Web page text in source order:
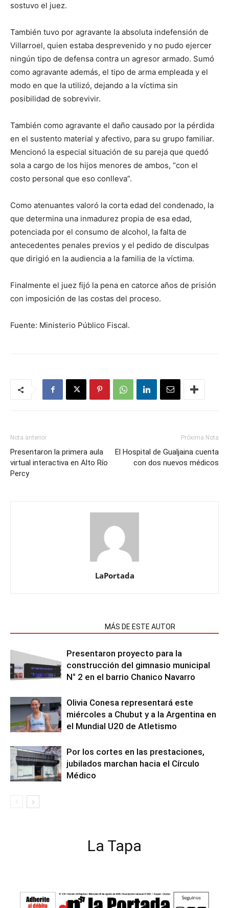
sostuvo el juez.
También tuvo por agravante la absoluta indefensión de
Villarroel, quien estaba desprevenido y no pudo ejercer
ningún tipo de defensa contra un agresor armado. Sumó
como agravante además, el tipo de arma empleada y el
modo en que la utilizó, dejando a la víctima sin
posibilidad de sobrevivir.
También como agravante el daño causado por la pérdida
en el sustento material y afectivo, para su grupo familiar.
Mencionó la especial situación de su pareja que quedó
sola a cargo de los hijos menores de ambos, “con el
costo personal que eso conlleva”.
Como atenuantes valoró la corta edad del condenado, la
que determina una inmadurez propia de esa edad,
potenciada por el consumo de alcohol, la falta de
antecedentes penales previos y el pedido de disculpas
que dirigió en la audiencia a la familia de la víctima.
Finalmente el juez fijó la pena en catorce años de prisión
con imposición de las costas del proceso.
Fuente: Ministerio Público Fiscal.
Nota anterior
Presentaron la primera aula
virtual interactiva en Alto Río
Percy
Próxima Nota
El Hospital de Gualjaina cuenta
con dos nuevos médicos
LaPortada
MÁS DE ESTE AUTOR
Presentaron proyecto para la
construcción del gimnasio municipal
N° 2 en el barrio Chanico Navarro
Olivia Conesa representará este
miércoles a Chubut y a la Argentina en
el Mundial U20 de Atletismo
Por los cortes en las prestaciones,
jubilados marchan hacia el Círculo
Médico
La Tapa